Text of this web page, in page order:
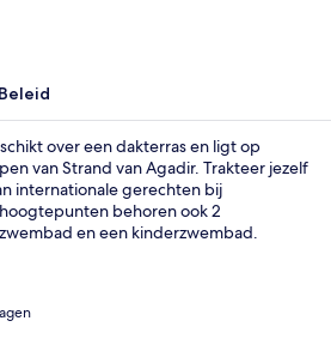
Beleid
over een dakterras en ligt op
van Strand van Agadir. Trakteer jezelf
internationale gerechten bij
behoren ook 2
en een kinderzwembad.